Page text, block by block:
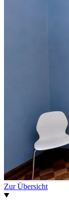
Zur Übersicht